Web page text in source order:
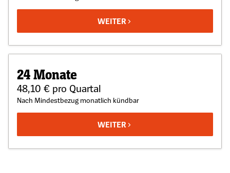
WEITER
24 Monate
48,10 € pro Quartal
Nach Mindestbezug monatlich kündbar
WEITER